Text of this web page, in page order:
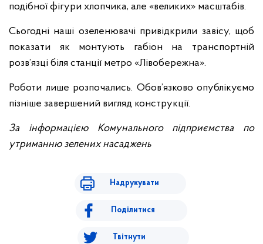
подібної фігури хлопчика, але «великих» масштабів.
Сьогодні наші озеленювачі привідкрили завісу, щоб
показати як монтують габіон на транспортній
розв’язці біля станції метро «Лівобережна».
Роботи лише розпочались. Обов’язково опублікуємо
пізніше завершений вигляд конструкції.
За інформацією Комунального підприємства по
утриманню зелених насаджень
Надрукувати
Поділитися
Твітнути